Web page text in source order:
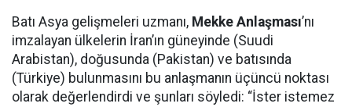
Batı Asya gelişmeleri uzmanı, Mekke Anlaşması’nı
imzalayan ülkelerin İran’ın güneyinde (Suudi
Arabistan), doğusunda (Pakistan) ve batısında
(Türkiye) bulunmasını bu anlaşmanın üçüncü noktası
olarak değerlendirdi ve şunları söyledi: “İster istemez